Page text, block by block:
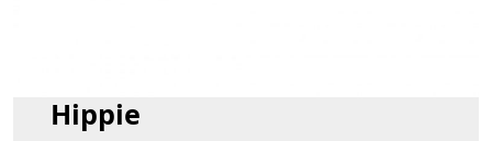
Hippie